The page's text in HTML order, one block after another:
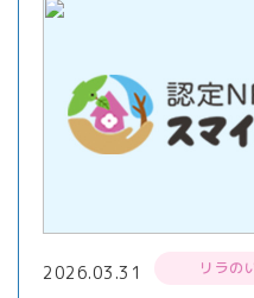
2026.03.31 リラの